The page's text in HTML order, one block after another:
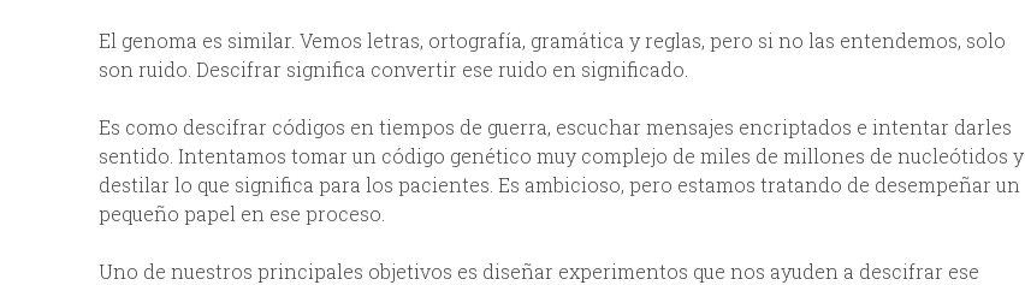
El genoma es similar. Vemos letras, ortografía, gramática y reglas, pero si no las entendemos, solo
son ruido. Descifrar significa convertir ese ruido en significado.
Es como descifrar códigos en tiempos de guerra, escuchar mensajes encriptados e intentar darles
sentido. Intentamos tomar un código genético muy complejo de miles de millones de nucleótidos y
destilar lo que significa para los pacientes. Es ambicioso, pero estamos tratando de desempeñar un
pequeño papel en ese proceso.
Uno de nuestros principales objetivos es diseñar experimentos que nos ayuden a descifrar ese